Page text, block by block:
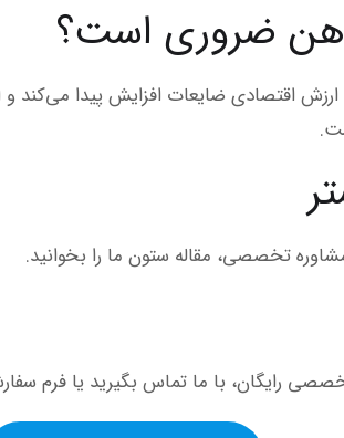
ضروری است؟
ارزش اقتصادی ضایعات افزایش پیدا
تخصصی، مقاله ستون ما را بخوانید.
رایگان، با ما تماس بگیرید یا فرم